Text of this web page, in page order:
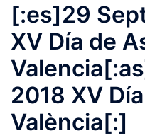
[:es]29
XV Día de
2018 XV
València[:]